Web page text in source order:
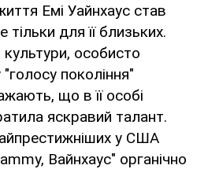
Емі Уайнхаус став
для її близьких.
культури, особисто
покоління"
що в її особі
яскравий талант.
у США
Вайнхаус" органічно